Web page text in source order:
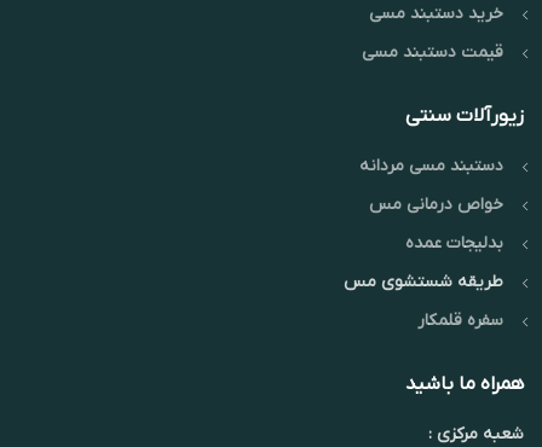
خرید دستبند مسی
قیمت دستبند مسی
زیورآلات سنتی
دستبند مسی مردانه
خواص درمانی مس
بدلیجات عمده
طریقه شستشوی مس
سفره قلمکار
همراه ما باشید
شعبه مرکزی :